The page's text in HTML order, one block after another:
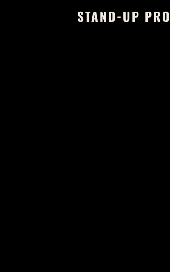
STAND-UP PRO